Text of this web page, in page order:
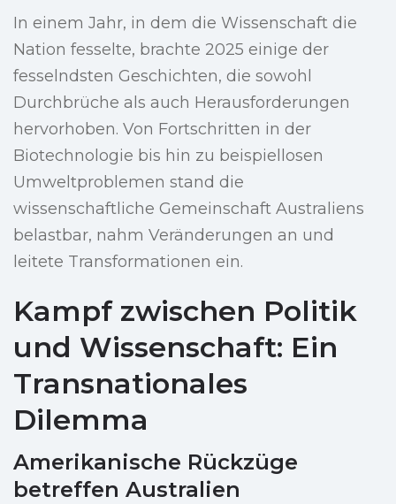
In einem Jahr, in dem die Wissenschaft die
Nation fesselte, brachte 2025 einige der
fesselndsten Geschichten, die sowohl
Durchbrüche als auch Herausforderungen
hervorhoben. Von Fortschritten in der
Biotechnologie bis hin zu beispiellosen
Umweltproblemen stand die
wissenschaftliche Gemeinschaft Australiens
belastbar, nahm Veränderungen an und
leitete Transformationen ein.
Kampf zwischen Politik
und Wissenschaft: Ein
Transnationales
Dilemma
Amerikanische Rückzüge
betreffen Australien